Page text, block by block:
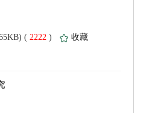
2222 )